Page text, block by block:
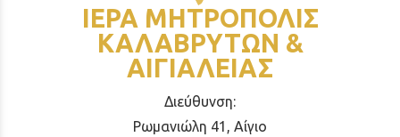
ΙΕΡΑ ΜΗΤΡΟΠΟΛΙΣ
ΚΑΛΑΒΡΥΤΩΝ &
ΑΙΓΙΑΛΕΙΑΣ
Διεύθυνση:
Ρωμανιώλη 41, Αίγιο